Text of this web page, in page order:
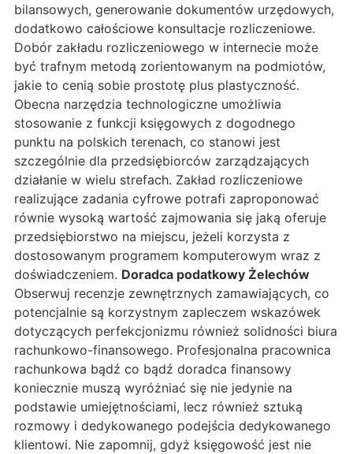
bilansowych, generowanie dokumentów urzędowych,
dodatkowo całościowe konsultacje rozliczeniowe.
Dobór zakładu rozliczeniowego w internecie może
być trafnym metodą zorientowanym na podmiotów,
jakie to cenią sobie prostotę plus plastyczność.
Obecna narzędzia technologiczne umożliwia
stosowanie z funkcji księgowych z dogodnego
punktu na polskich terenach, co stanowi jest
szczególnie dla przedsiębiorców zarządzających
działanie w wielu strefach. Zakład rozliczeniowe
realizujące zadania cyfrowe potrafi zaproponować
równie wysoką wartość zajmowania się jaką oferuje
przedsiębiorstwo na miejscu, jeżeli korzysta z
dostosowanym programem komputerowym wraz z
doświadczeniem. Doradca podatkowy Żelechów
Obserwuj recenzje zewnętrznych zamawiających, co
potencjalnie są korzystnym zapleczem wskazówek
dotyczących perfekcjonizmu również solidności biura
rachunkowo-finansowego. Profesjonalna pracownica
rachunkowa bądź co bądź doradca finansowy
koniecznie muszą wyróżniać się nie jedynie na
podstawie umiejętnościami, lecz również sztuką
rozmowy i dedykowanego podejścia dedykowanego
klientowi. Nie zapomnij, gdyż księgowość jest nie